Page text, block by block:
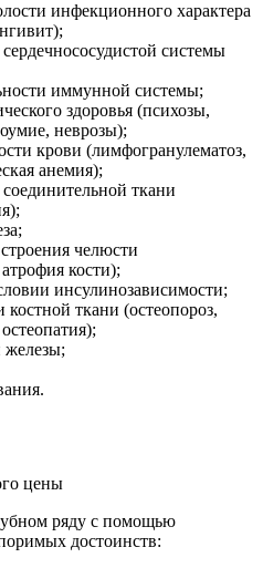
инфекционного характера
системы
иммунной системы;
здоровья (психозы,
неврозы);
крови (лимфогранулематоз,
анемия);
ткани
челюсти
кости);
инсулинозависимости;
ткани (остеопороз,
железы;
ряду с помощью
достоинств: